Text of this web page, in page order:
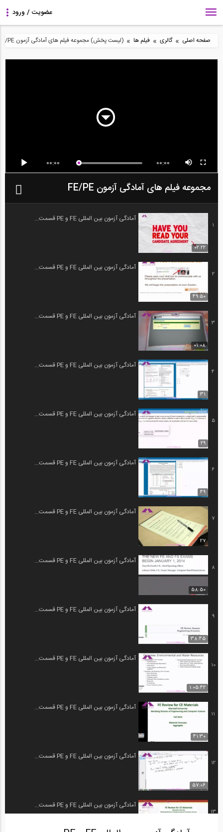
صفحه اصلی » گالری » فیلم ها » (لیست پخش) مجموعه فیلم های آمادگی آزمون FE/PE
00:00 00:00
مجموعه فیلم های آمادگی آزمون FE/PE
1
02:22
آمادگی آزمون بین المللی FE و PE قسمت...
2
49:50
آمادگی آزمون بین المللی FE و PE قسمت...
3
01:08
آمادگی آزمون بین المللی FE و PE قسمت...
4
31
آمادگی آزمون بین المللی FE و PE قسمت...
5
29
آمادگی آزمون بین المللی FE و PE قسمت...
6
49
آمادگی آزمون بین المللی FE و PE قسمت...
7
27
آمادگی آزمون بین المللی FE و PE قسمت...
8
58:50
آمادگی آزمون بین المللی FE و PE قسمت...
9
38:45
آمادگی آزمون بین المللی FE و PE قسمت...
10
1:05:42
آمادگی آزمون بین المللی FE و PE قسمت...
11
41:30
آمادگی آزمون بین المللی FE و PE قسمت...
12
57:06
آمادگی آزمون بین المللی FE و PE قسمت...
13
آمادگی آزمون بین المللی FE و PE قسمت...